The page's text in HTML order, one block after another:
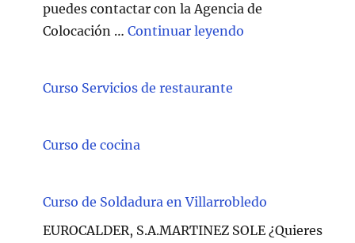
puedes contactar con la Agencia de
Colocación …Continuar leyendo
Curso Servicios de restaurante
Curso de cocina
Curso de Soldadura en Villarrobledo
EUROCALDER, S.A.MARTINEZ SOLE ¿Quieres